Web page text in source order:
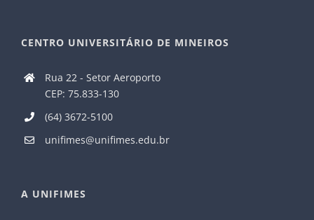
CENTRO UNIVERSITÁRIO DE MINEIROS
Rua 22 - Setor Aeroporto
CEP: 75.833-130
(64) 3672-5100
unifimes@unifimes.edu.br
A UNIFIMES